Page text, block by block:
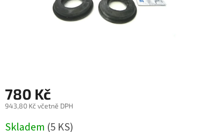
780 Kč
943,80 Kč včetně DPH
cena:
Skladem (5 KS)